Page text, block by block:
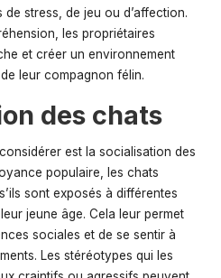
de stress, de jeu ou d’affection.
les propriétaires
et créer un environnement
leur compagnon félin.
des chats
est la socialisation des
populaire, les chats
sont exposés à différentes
jeune âge. Cela leur permet
sociales et de se sentir à
Les stéréotypes qui les